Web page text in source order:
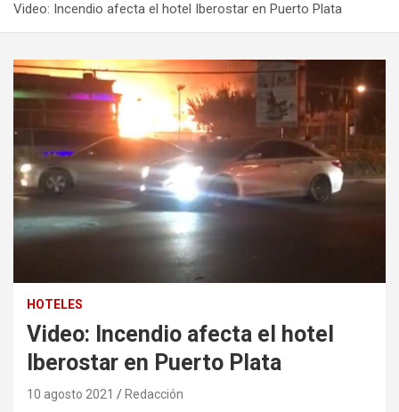
Video: Incendio afecta el hotel Iberostar en Puerto Plata
HOTELES
Video: Incendio afecta el hotel
Iberostar en Puerto Plata
10 agosto 2021 Redacción